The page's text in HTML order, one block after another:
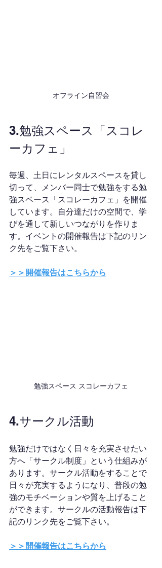
オフライン自習会
3.勉強スペース「スコレ
ーカフェ」
毎週、土日にレンタルスペースを貸し
切って、メンバー同士で勉強をする勉
強スペース「スコレーカフェ」を開催
しています。自分達だけの空間で、学
びを通して新しいつながりを作りま
す。イベントの開催報告は下記のリン
ク先をご覧下さい。
＞＞開催報告はこちらから
勉強スペース スコレーカフェ
4.サークル活動
勉強だけではなく日々を充実させたい
方へ「サークル制度」という仕組みが
あります。サークル活動をすることで
日々が充実するようになり、普段の勉
強のモチベーションや質を上げること
ができます。サークルの活動報告は下
記のリンク先をご覧下さい。
＞＞開催報告はこちらから